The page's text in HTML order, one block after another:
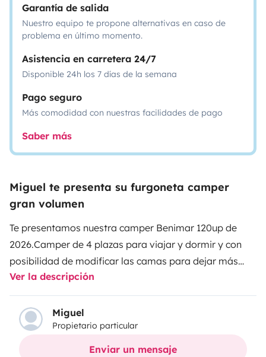
Garantía de salida
Nuestro equipo te propone alternativas en caso de
problema en último momento.
Asistencia en carretera 24/7
Disponible 24h los 7 días de la semana
Pago seguro
Más comodidad con nuestras facilidades de pago
Saber más
Miguel te presenta su furgoneta camper
gran volumen
Te presentamos nuestra camper Benimar 120up de
2026.Camper de 4 plazas para viajar y dormir y con
posibilidad de modificar las camas para dejar más
espacio (se puede retirar la litera superior entera, dejar
solo una cama arriba, etc). Y si viajas con peques, uno
de los asientos traseros con Isofix.Baño con ducha y
agua caliente.Cocina totalmente equipada con hornilla
con dos fuegos de gas, fregadero y nevera. Vajilla y
Ver la descripción
Miguel
Propietario particular
Enviar un mensaje